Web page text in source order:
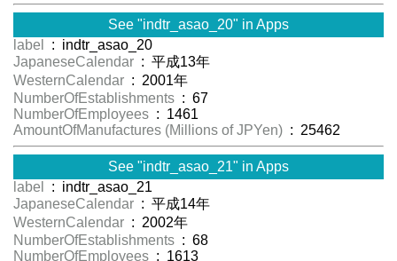
See "indtr_asao_20" in Apps
label
: indtr_asao_20
JapaneseCalendar : 平成13年
WesternCalendar : 2001年
NumberOfEstablishments : 67
NumberOfEmployees : 1461
AmountOfManufactures (Millions of JPYen) : 25462
See "indtr_asao_21" in Apps
label
: indtr_asao_21
JapaneseCalendar : 平成14年
WesternCalendar : 2002年
NumberOfEstablishments : 68
NumberOfEmployees : 1613